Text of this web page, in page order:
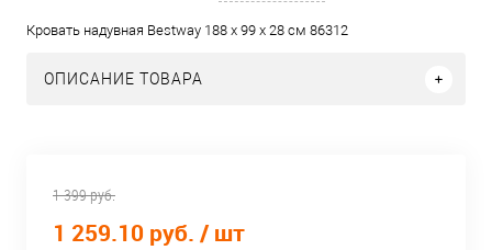
Кровать надувная Bestway 188 х 99 х 28 см 86312
ОПИСАНИЕ ТОВАРА
1 399 руб.
1 259.10 руб. / шт